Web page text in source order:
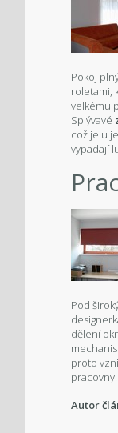
Pokoj
roletami,
velkému
Splývavé
což je u
vypadají
Pod
dělení
proto
pracovny.
Autor